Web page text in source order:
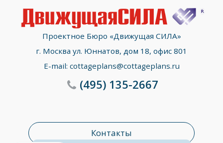
Проектное Бюро «Движущая СИЛА»
г. Москва ул. Юннатов, дом 18, офис 801
E-mail: cottageplans@cottageplans.ru
Контакты
(495)135-2667